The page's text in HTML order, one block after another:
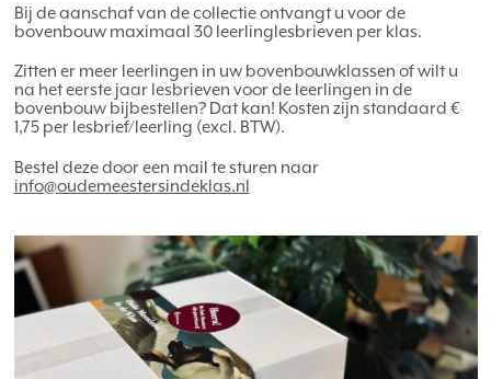
Bij de aanschaf van de collectie ontvangt u voor de
bovenbouw maximaal 30 leerlinglesbrieven per klas.
Zitten er meer leerlingen in uw bovenbouwklassen of wilt u
na het eerste jaar lesbrieven voor de leerlingen in de
bovenbouw bijbestellen? Dat kan! Kosten zijn standaard €
1,75 per lesbrief/leerling (excl. BTW).
Bestel deze door een mail te sturen naar
info@oudemeestersindeklas.nl